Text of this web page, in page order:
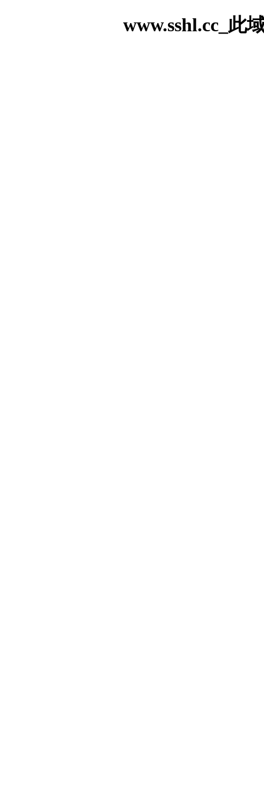
www.sshl.cc_此